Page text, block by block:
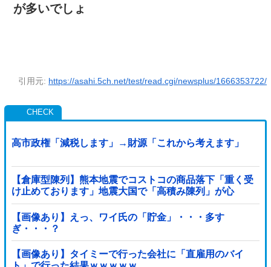
が多いでしょ
引用元: https://asahi.5ch.net/test/read.cgi/newsplus/1666353722/
高市政権「減税します」→財源「これから考えます」
【倉庫型陳列】熊本地震でコストコの商品落下「重く受
け止めております」地震大国で「高積み陳列」が心
配...IKEAにも聞いた
【画像あり】えっ、ワイ氏の「貯金」・・・多す
ぎ・・・？
【画像あり】タイミーで行った会社に「直雇用のバイ